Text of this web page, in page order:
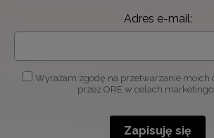
Adres e-mail:
Wyrażam zgodę na przetwarzanie moich
przez ORE w celach
Zapisuję się